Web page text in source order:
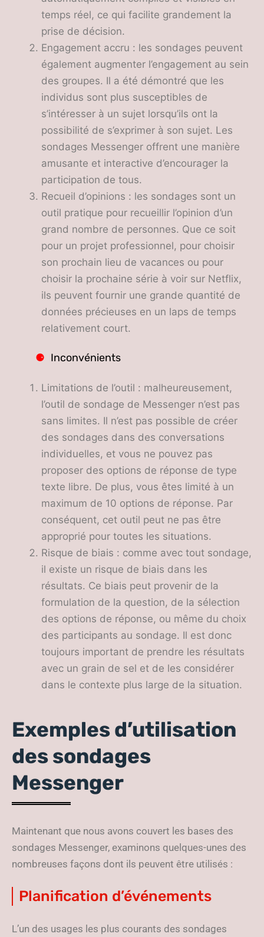
temps réel, ce qui facilite grandement la
prise de décision.
Engagement accru : les sondages peuvent
également augmenter l’engagement au sein
des groupes. Il a été démontré que les
individus sont plus susceptibles de
s’intéresser à un sujet lorsqu’ils ont la
possibilité de s’exprimer à son sujet. Les
sondages Messenger offrent une manière
amusante et interactive d’encourager la
participation de tous.
Recueil d’opinions : les sondages sont un
outil pratique pour recueillir l’opinion d’un
grand nombre de personnes. Que ce soit
pour un projet professionnel, pour choisir
son prochain lieu de vacances ou pour
choisir la prochaine série à voir sur Netflix,
ils peuvent fournir une grande quantité de
données précieuses en un laps de temps
relativement court.
Inconvénients
Limitations de l’outil : malheureusement,
l’outil de sondage de Messenger n’est pas
sans limites. Il n’est pas possible de créer
des sondages dans des conversations
individuelles, et vous ne pouvez pas
proposer des options de réponse de type
texte libre. De plus, vous êtes limité à un
maximum de 10 options de réponse. Par
conséquent, cet outil peut ne pas être
approprié pour toutes les situations.
Risque de biais : comme avec tout sondage,
il existe un risque de biais dans les
résultats. Ce biais peut provenir de la
formulation de la question, de la sélection
des options de réponse, ou même du choix
des participants au sondage. Il est donc
toujours important de prendre les résultats
avec un grain de sel et de les considérer
dans le contexte plus large de la situation.
Exemples d’utilisation
des sondages
Messenger
Maintenant que nous avons couvert les bases des
sondages Messenger, examinons quelques-unes des
nombreuses façons dont ils peuvent être utilisés :
Planification d’événements
L’un des usages les plus courants des sondages